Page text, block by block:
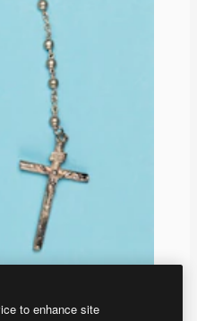
to enhance site